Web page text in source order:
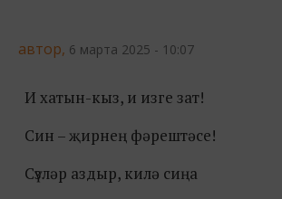
автор, 6 марта 2025 - 10:07
И хатын-кыз, и изге зат!
Син – җирнең фәрештәсе!
Сүзләр аздыр, килә сиңа